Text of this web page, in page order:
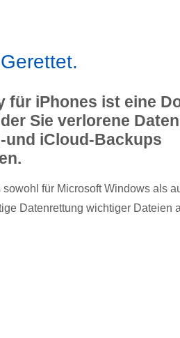
für iPhones ist eine
Sie verlorene
und iCloud-Backups
für Microsoft Windows als
Datenrettung wichtiger Dateien